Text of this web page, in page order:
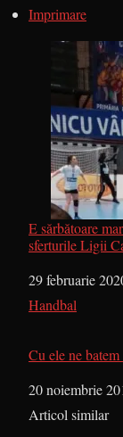
Imprimare
E sărbătoare
sferturile Ligii
Dată
29 februarie
În legătură cu
Handbal
Cu ele ne
Dată
20 noiembrie
În legătură cu
Articol similar